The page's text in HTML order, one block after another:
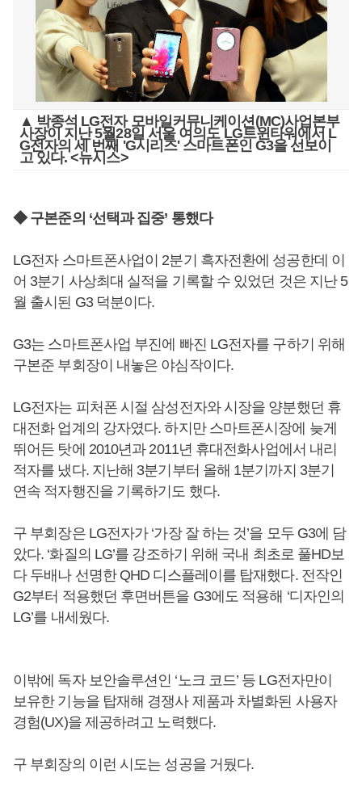
▲ 박종석 LG전자 모바일커뮤니케이션(MC)사업본부
사장이 지난 5월28일 서울 여의도 LG트윈타워에서 L
G전자의 세 번째 'G시리즈' 스마트폰인 G3을 선보이
고 있다. <뉴시스>
◆ 구본준의 ‘선택과 집중’ 통했다
LG전자 스마트폰사업이 2분기 흑자전환에 성공한데 이
어 3분기 사상최대 실적을 기록할 수 있었던 것은 지난 5
월 출시된 G3 덕분이다.
G3는 스마트폰사업 부진에 빠진 LG전자를 구하기 위해
구본준 부회장이 내놓은 야심작이다.
LG전자는 피처폰 시절 삼성전자와 시장을 양분했던 휴
대전화 업계의 강자였다. 하지만 스마트폰시장에 늦게
뛰어든 탓에 2010년과 2011년 휴대전화사업에서 내리
적자를 냈다. 지난해 3분기부터 올해 1분기까지 3분기
연속 적자행진을 기록하기도 했다.
구 부회장은 LG전자가 ‘가장 잘 하는 것’을 모두 G3에 담
았다. ‘화질의 LG’를 강조하기 위해 국내 최초로 풀HD보
다 두배나 선명한 QHD 디스플레이를 탑재했다. 전작인
G2부터 적용했던 후면버튼을 G3에도 적용해 ‘디자인의
LG’를 내세웠다.
이밖에 독자 보안솔루션인 ‘노크 코드’ 등 LG전자만이
보유한 기능을 탑재해 경쟁사 제품과 차별화된 사용자
경험(UX)을 제공하려고 노력했다.
구 부회장의 이런 시도는 성공을 거뒀다.